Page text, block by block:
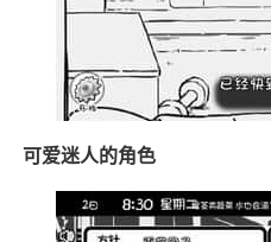
可爱迷人的角色